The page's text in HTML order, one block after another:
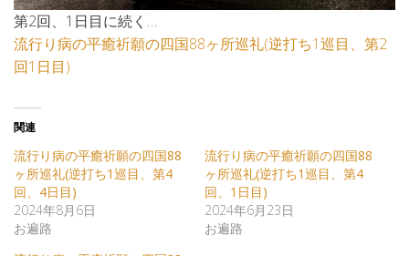
第2回、1日目に続く…
流行り病の平癒祈願の四国88ヶ所巡礼(逆打ち1巡目、第2
回1日目)
関連
流行り病の平癒祈願の四国88
ヶ所巡礼(逆打ち1巡目、第4
回、4日目)
2024年8月6日
お遍路
流行り病の平癒祈願の四国88
ヶ所巡礼(逆打ち1巡目、第4
回、1日目)
2024年6月23日
お遍路